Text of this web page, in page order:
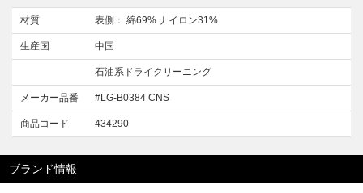
材質 表側： 綿69% ナイロン31%
生産国 中国
石油系ドライクリーニング
メーカー品番 #LG-B0384 CNS
商品コード 434290
ブランド情報